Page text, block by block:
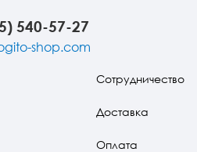
540-57-27
shop.com
Сотрудничество
Доставка
Оплата